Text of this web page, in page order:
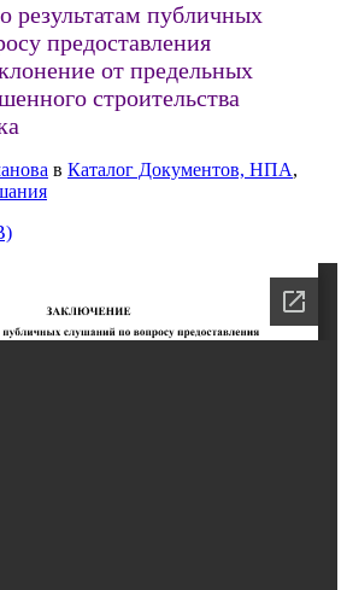
публичных
предоставления
от предельных
строительства
в Каталог Документов, НПА,